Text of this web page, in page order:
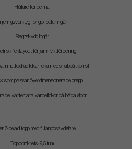
Hållare för penna
för golfbollar ingår
Regnskydd ingår
ficklayout för jämn viktfördelning
kikarficka med snabbåtkomst
som passar överdimensionerade grepp
vattentäta värdefickor på båda sidor
7-delad topp med fullängdsavdelare
Toppomkrets: 9,5 tum